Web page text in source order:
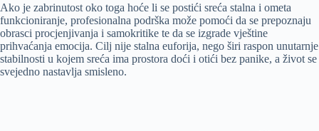
Ako je zabrinutost oko toga hoće li se postići sreća stalna i ometa
funkcioniranje, profesionalna podrška može pomoći da se prepoznaju
obrasci procjenjivanja i samokritike te da se izgrade vještine
prihvaćanja emocija. Cilj nije stalna euforija, nego širi raspon unutarnje
stabilnosti u kojem sreća ima prostora doći i otići bez panike, a život se
svejedno nastavlja smisleno.